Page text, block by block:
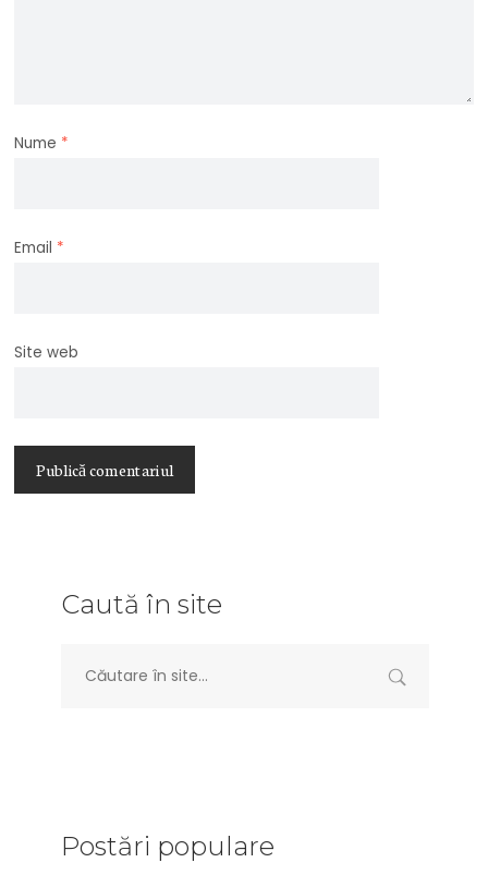
Nume *
Email *
Site web
Caută în site
Postări populare